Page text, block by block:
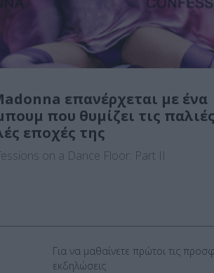
επανέρχεται με ένα
που θυμίζει τις
εποχές της
on a Dance Floor: Part II
Για να μαθαίνετε πρώτοι τις
εκδηλώσεις